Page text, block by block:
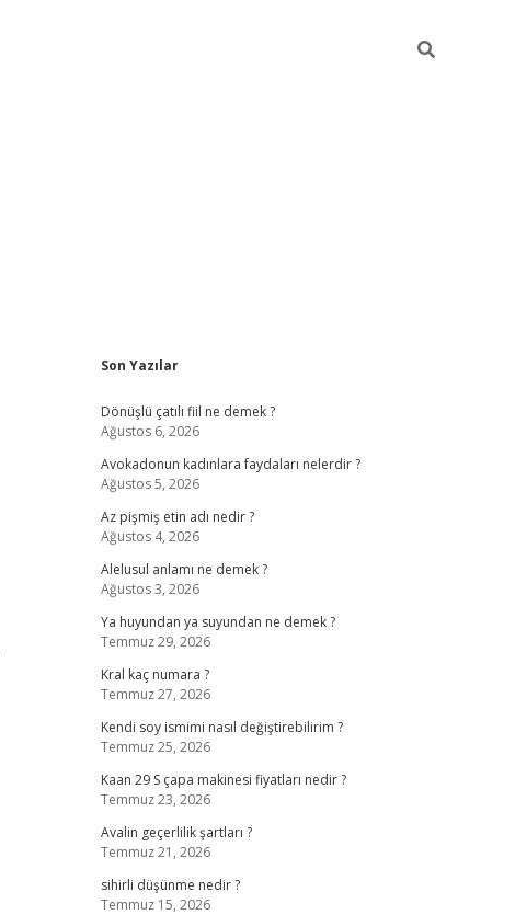
Sidebar
Son Yazılar
Dönüşlü çatılı fiil ne demek ?
Ağustos 6, 2026
Avokadonun kadınlara faydaları nelerdir ?
Ağustos 5, 2026
Az pişmiş etin adı nedir ?
Ağustos 4, 2026
Alelusul anlamı ne demek ?
Ağustos 3, 2026
Ya huyundan ya suyundan ne demek ?
Temmuz 29, 2026
Kral kaç numara ?
Temmuz 27, 2026
Kendi soy ismimi nasıl değiştirebilirim ?
Temmuz 25, 2026
Kaan 29 S çapa makinesi fiyatları nedir ?
Temmuz 23, 2026
Avalin geçerlilik şartları ?
Temmuz 21, 2026
sihirli düşünme nedir ?
Temmuz 15, 2026